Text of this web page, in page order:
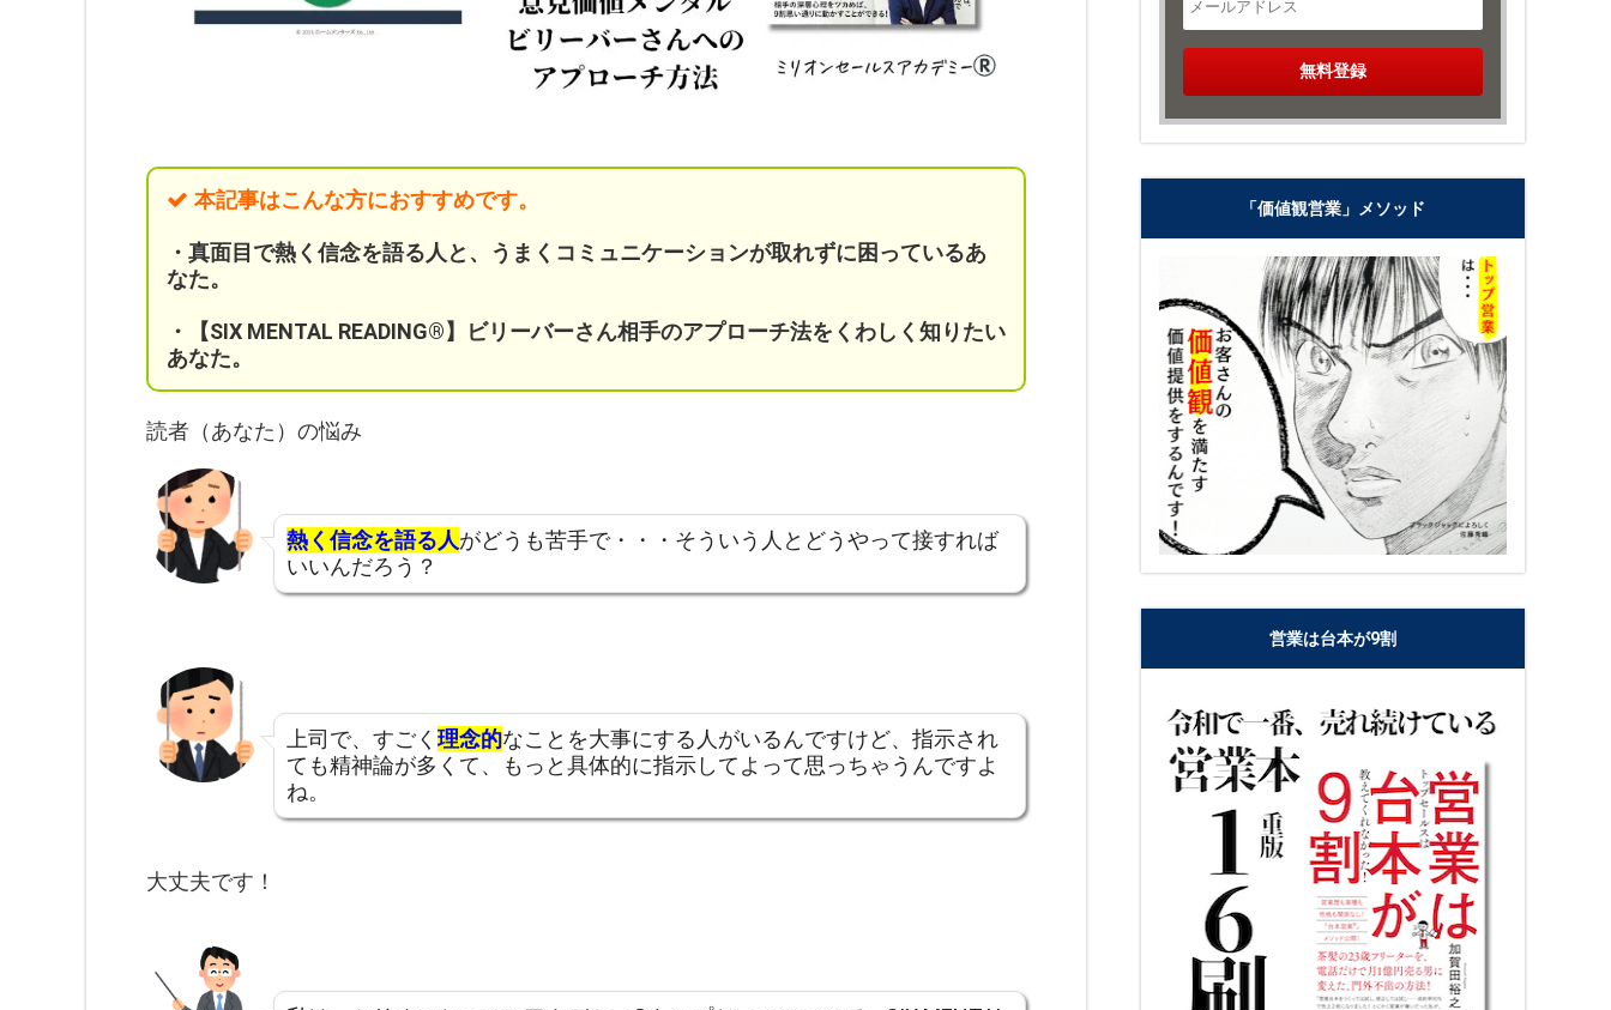
本記事はこんな方におすすめです。
・真面目で熱く信念を語る人と、うまくコミュニケーションが取れずに困っているあ
なた。
・【SIX MENTAL READING®】ビリーバーさん相手のアプローチ法をくわしく知りたい
あなた。
読者（あなた）の悩み
熱く信念を語る人がどうも苦手で・・・そういう人とどうやって接すれば
いいんだろう？
上司で、すごく 理念的なことを大事にする人がいるんですけど、指示され
ても精神論が多くて、もっと具体的に指示してよって思っちゃうんですよ
ね。
大丈夫です！
「価値観営業」メソッド
営業は台本が9割